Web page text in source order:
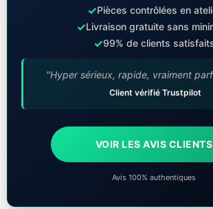
✓Pièces contrôlées en
✓Livraison gratuite sans
✓99% de clients
"Hyper sérieux, rapide, vraiment
Client vérifié Trustpilot
VOIR LES AVIS CLIENTS
Avis 100% authentiques